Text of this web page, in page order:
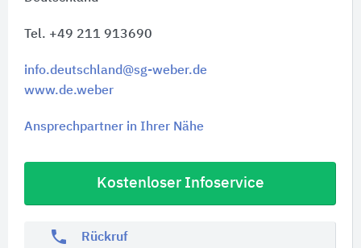
Tel. +49 211 913690
info.deutschland@sg-weber.de
www.de.weber
Ansprechpartner in Ihrer Nähe
Kostenloser Infoservice
phone Rückruf